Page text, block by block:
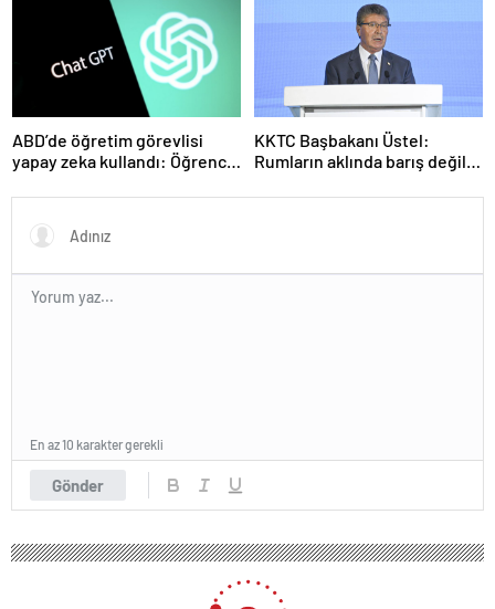
ABD’de öğretim görevlisi
yapay zeka kullandı: Öğrenci
KKTC Başbakanı Üstel:
Rumların aklında barış değil
Gönder
En az 10 karakter gerekli